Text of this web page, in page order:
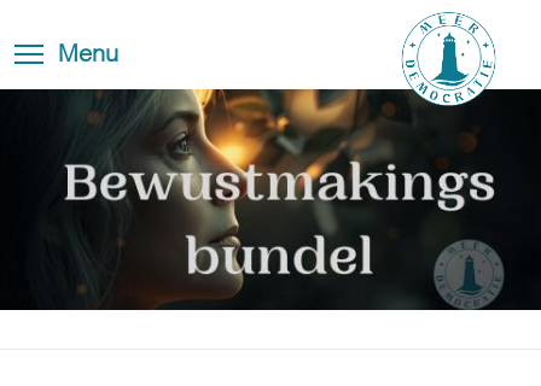
en Toggle
navigation
Contact
Menu